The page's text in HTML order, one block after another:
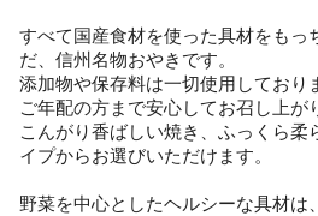
すべて国産食材を使った具材をもっ
だ、信州名物おやきです。
添加物や保存料は一切使用しており
ご年配の方まで安心してお召し上が
こんがり香ばしい焼き、ふっくら柔
イプからお選びいただけます。
野菜を中心としたヘルシーな具材は